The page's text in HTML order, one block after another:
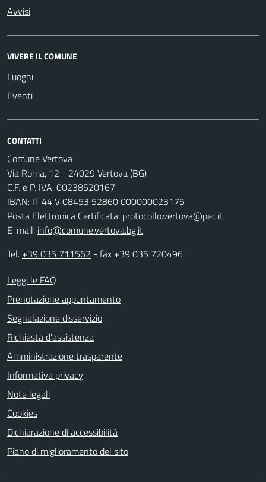
Avvisi
VIVERE IL COMUNE
Luoghi
Eventi
CONTATTI
Comune Vertova
Via Roma, 12 - 24029 Vertova (BG)
C.F. e P. IVA: 00238520167
IBAN: IT 44 V 08453 52860 000000023175
Posta Elettronica Certificata: protocollo.vertova@pec.it
E-mail: info@comune.vertova.bg.it
Tel. +39 035 711562 - fax +39 035 720496
Leggi le FAQ
Prenotazione appuntamento
Segnalazione disservizio
Richiesta d'assistenza
Amministrazione trasparente
Informativa privacy
Note legali
Cookies
Dichiarazione di accessibilità
Piano di miglioramento del sito